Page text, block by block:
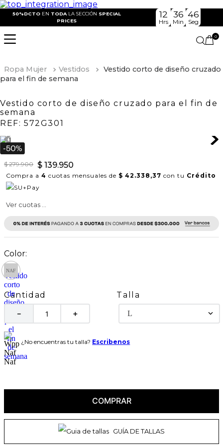
50%DCTO EN TODA LA SECCIÓN SPECIAL
PRICES
12
Hrs
36
Min
46
Seg
0
Ropa Mujer Vestidos
Vestido corto de diseño cruzado
para el fin de semana
Vestido corto de diseño cruzado para el fin de
semana
REF: 572G301
$ 279.900 $ 139.950
Compra a 4 cuotas mensuales de $ 42.338,37 con tu Crédito
Ver cuotas ...
Cantidad
＋
－
Talla
L
¿No encuentras tu talla? Escribenos
COMPRAR
GUÍA DE TALLAS